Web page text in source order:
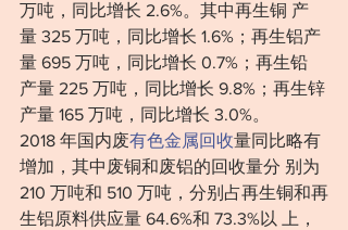
万吨，同比增长 2.6%。其中再生铜 产
量 325 万吨，同比增长 1.6%；再生铝产
量 695 万吨，同比增长 0.7%；再生铅
产量 225 万吨，同比增长 9.8%；再生锌
产量 165 万吨，同比增长 3.0%。
2018 年国内废有色金属回收量同比略有
增加，其中废铜和废铝的回收量分 别为
210 万吨和 510 万吨，分别占再生铜和再
生铝原料供应量 64.6%和 73.3%以 上，